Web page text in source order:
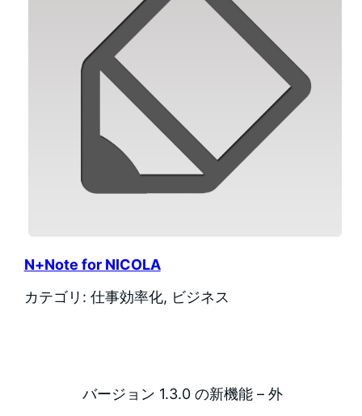
N+Note for NICOLA
カテゴリ: 仕事効率化, ビジネス
バージョン 1.3.0 の新機能 – 外